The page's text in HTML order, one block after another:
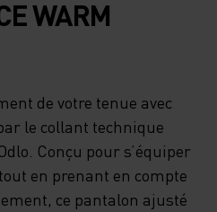
WARM
de votre tenue avec
le collant technique
Conçu pour s’équiper
en prenant en compte
ce pantalon ajusté